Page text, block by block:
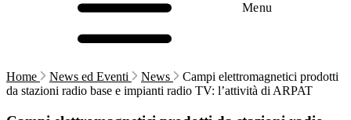
Menu
Home News ed Eventi News
Campi elettromagnetici prodotti
da stazioni radio base e impianti radio TV: l’attività di ARPAT